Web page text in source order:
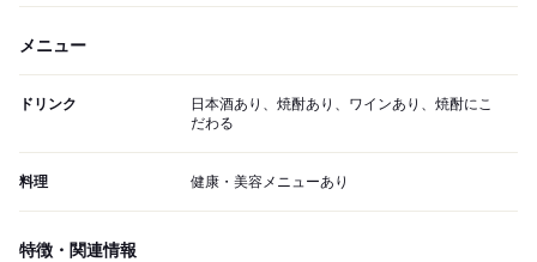
メニュー
ドリンク
日本酒あり、焼酎あり、ワインあり、焼酎にこ
だわる
料理 健康・美容メニューあり
特徴・関連情報